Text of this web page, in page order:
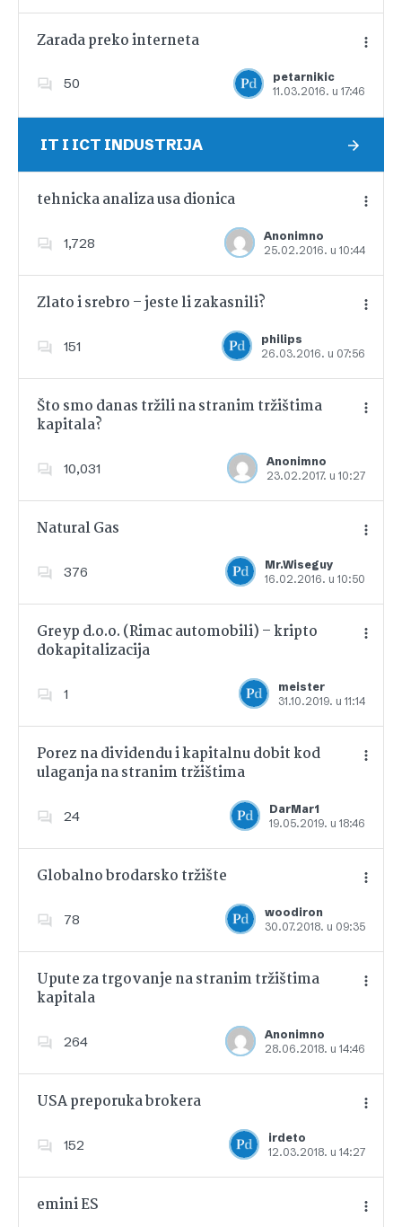
Zarada preko interneta
50
petarnikic
11.03.2016. u 17:46
Dodajte u favorite
IT I ICT INDUSTRIJA
tehnicka analiza usa dionica
1,728
Anonimno
25.02.2016. u 10:44
Dodajte u favorite
Zlato i srebro – jeste li zakasnili?
151
philips
26.03.2016. u 07:56
Dodajte u favorite
Što smo danas tržili na stranim tržištima
kapitala?
10,031
Anonimno
23.02.2017. u 10:27
Dodajte u favorite
Natural Gas
376
Mr.Wiseguy
16.02.2016. u 10:50
Dodajte u favorite
Greyp d.o.o. (Rimac automobili) – kripto
dokapitalizacija
1
meister
31.10.2019. u 11:14
Dodajte u favorite
Porez na dividendu i kapitalnu dobit kod
ulaganja na stranim tržištima
24
DarMar1
19.05.2019. u 18:46
Dodajte u favorite
Globalno brodarsko tržište
78
woodiron
30.07.2018. u 09:35
Dodajte u favorite
Upute za trgovanje na stranim tržištima
kapitala
264
Anonimno
28.06.2018. u 14:46
Dodajte u favorite
USA preporuka brokera
152
irdeto
12.03.2018. u 14:27
Dodajte u favorite
emini ES